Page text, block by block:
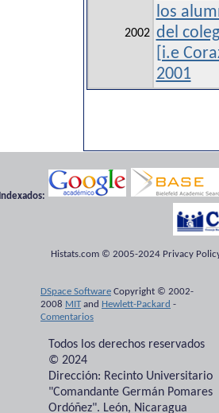
2002
los
del
[i.e
2001
Indexados:
Histats.com © 2005-2024 Privacy
DSpace Software Copyright © 2002-
2008 MITand Hewlett-Packard -
Comentarios
Todos los derechos reservados
© 2024
Dirección: Recinto Universitario
"Comandante Germán Pomares
Ordóñez". León, Nicaragua